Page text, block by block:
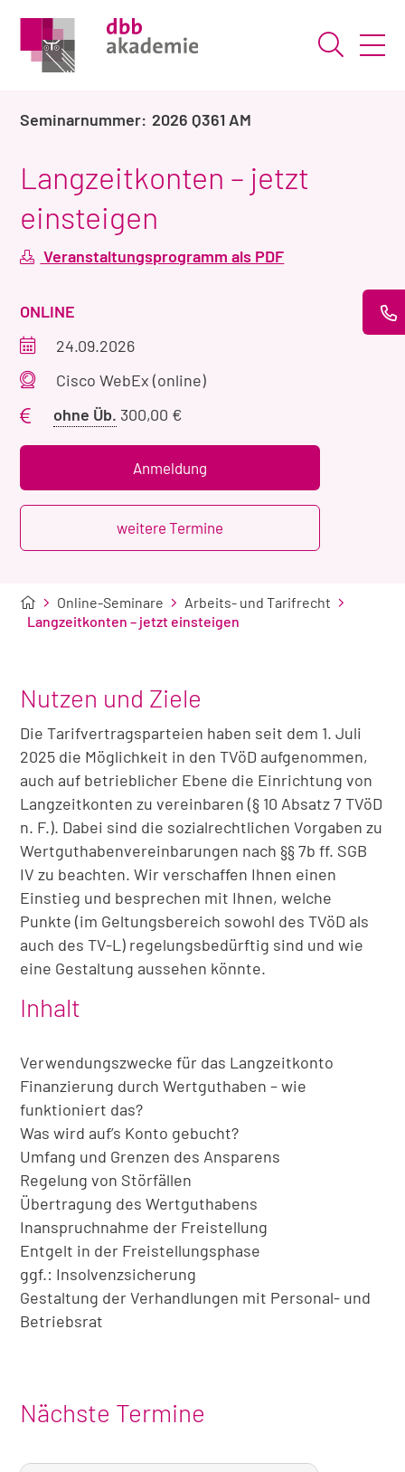
Suche
2026 Q361 AM
Langzeitkonten – jetzt
einsteigen
Veranstaltungsprogramm als PDF
VERANSTALTUNGSART
ONLINE
Veranstaltungszeitraum
24.09.2026
Veranstaltungsort
Cisco WebEx (online)
ohne Üb. Preis
Übernachtung
300,00 €
Anmeldung
weitere Termine
Online-Seminare
Arbeits- und Tarifrecht
Langzeitkonten – jetzt einsteigen
Nutzen und Ziele
Die Tarifvertragsparteien haben seit dem 1. Juli
2025 die Möglichkeit in den TVöD aufgenommen,
auch auf betrieblicher Ebene die Einrichtung von
Langzeitkonten zu vereinbaren (§ 10 Absatz 7 TVöD
n. F.). Dabei sind die sozialrechtlichen Vorgaben zu
Wertguthabenvereinbarungen nach §§ 7b ff. SGB
IV zu beachten. Wir verschaffen Ihnen einen
Einstieg und besprechen mit Ihnen, welche
Punkte (im Geltungsbereich sowohl des TVöD als
auch des TV-L) regelungsbedürftig sind und wie
eine Gestaltung aussehen könnte.
Inhalt
Verwendungszwecke für das Langzeitkonto
Finanzierung durch Wertguthaben – wie
funktioniert das?
Was wird auf’s Konto gebucht?
Umfang und Grenzen des Ansparens
Regelung von Störfällen
Übertragung des Wertguthabens
Inanspruchnahme der Freistellung
Entgelt in der Freistellungsphase
ggf.: Insolvenzsicherung
Gestaltung der Verhandlungen mit Personal- und
Betriebsrat
Nächste Termine